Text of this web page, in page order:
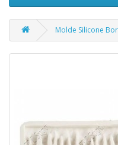
Molde Silicone